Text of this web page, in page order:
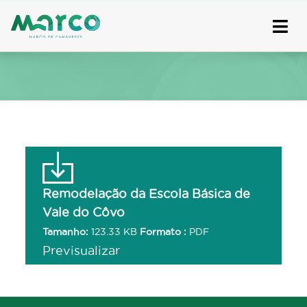
to
Remodelação da Escola Básica de
Vale do Côvo
Tamanho: 123.33 KB Formato : PDF
Previsualizar